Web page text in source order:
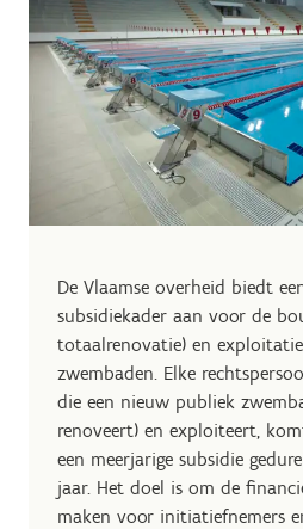
De Vlaamse overheid biedt
subsidiekader aan voor de
totaalrenovatie) en
zwembaden. Elke
die een nieuw publiek
renoveert) en exploiteert,
een meerjarige subsidie
jaar. Het doel is om de
maken voor initiatiefnemers